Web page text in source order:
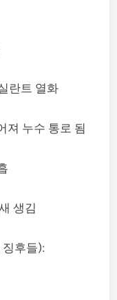
란트 열화
져 누수 통로 됨
생김
후들):